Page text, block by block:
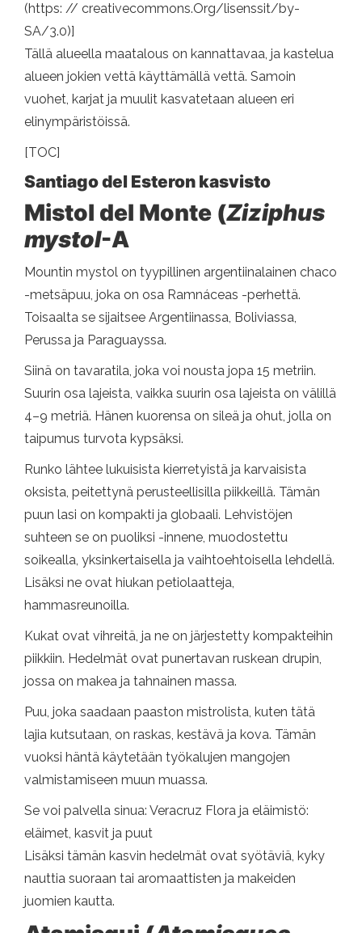
(https: // creativecommons.Org/lisenssit/by-
SA/3.0)]
Tällä alueella maatalous on kannattavaa, ja kastelua
alueen jokien vettä käyttämällä vettä. Samoin
vuohet, karjat ja muulit kasvatetaan alueen eri
elinympäristöissä.
[TOC]
Santiago del Esteron kasvisto
Mistol del Monte (Ziziphus
mystol-A
Mountin mystol on tyypillinen argentiinalainen chaco
-metsäpuu, joka on osa Ramnáceas -perhettä.
Toisaalta se sijaitsee Argentiinassa, Boliviassa,
Perussa ja Paraguayssa.
Siinä on tavaratila, joka voi nousta jopa 15 metriin.
Suurin osa lajeista, vaikka suurin osa lajeista on välillä
4–9 metriä. Hänen kuorensa on sileä ja ohut, jolla on
taipumus turvota kypsäksi.
Runko lähtee lukuisista kierretyistä ja karvaisista
oksista, peitettynä perusteellisilla piikkeillä. Tämän
puun lasi on kompakti ja globaali. Lehvistöjen
suhteen se on puoliksi -innene, muodostettu
soikealla, yksinkertaisella ja vaihtoehtoisella lehdellä.
Lisäksi ne ovat hiukan petiolaatteja,
hammasreunoilla.
Kukat ovat vihreitä, ja ne on järjestetty kompakteihin
piikkiin. Hedelmät ovat punertavan ruskean drupin,
jossa on makea ja tahnainen massa.
Puu, joka saadaan paaston mistrolista, kuten tätä
lajia kutsutaan, on raskas, kestävä ja kova. Tämän
vuoksi häntä käytetään työkalujen mangojen
valmistamiseen muun muassa.
Se voi palvella sinua: Veracruz Flora ja eläimistö:
eläimet, kasvit ja puut
Lisäksi tämän kasvin hedelmät ovat syötäviä, kyky
nauttia suoraan tai aromaattisten ja makeiden
juomien kautta.